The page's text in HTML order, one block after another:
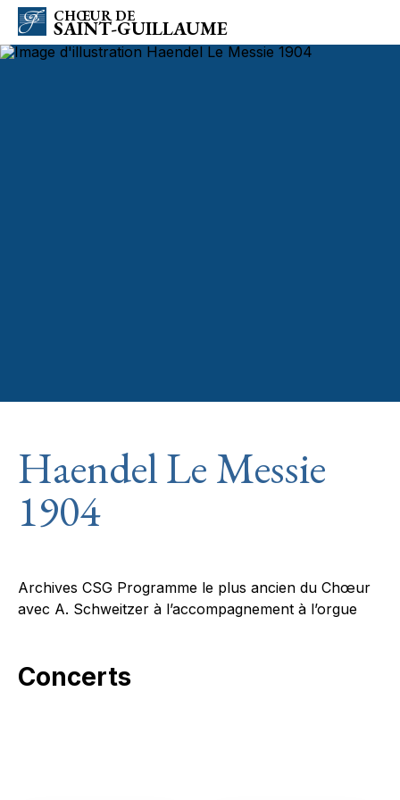
Haendel Le Messie
1904
Archives CSG Programme le plus ancien du Chœur
avec A. Schweitzer à l’accompagnement à l’orgue
Concerts
CHŒUR DE
SAINT-GUILLAUME